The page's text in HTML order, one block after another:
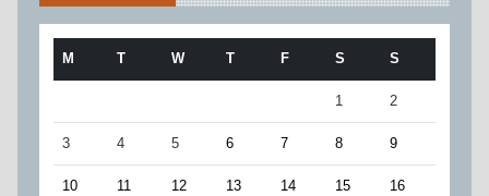
M T W T F S S
1 2
3 4 5 6 7 8 9
10 11 12 13 14 15 16